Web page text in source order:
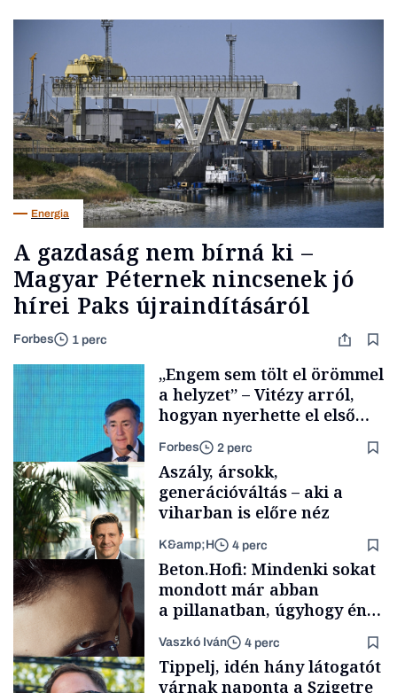
Energia
A gazdaság nem bírná ki –
Magyar Péternek nincsenek jó
hírei Paks újraindításáról
Forbes 1 perc
Elszámoltatás
„Engem sem tölt el örömmel
a helyzet” – Vitézy arról,
hogyan nyerhette el első
tenderét Mészárosék cége a
Tisza-kormány alatt
Forbes 2 perc
TÁMOGATÓI
TARTALOM
Aszály, ársokk,
generációváltás – aki a
viharban is előre néz
K&amp;H 4 perc
Beton.Hofi: Mindenki sokat
mondott már abban
a pillanatban, úgyhogy én
a legsarkosabb
gondolataimat akartam
kimondani
Vaszkó Iván 4 perc
Tippelj, idén hány látogatót
várnak naponta a Szigetre